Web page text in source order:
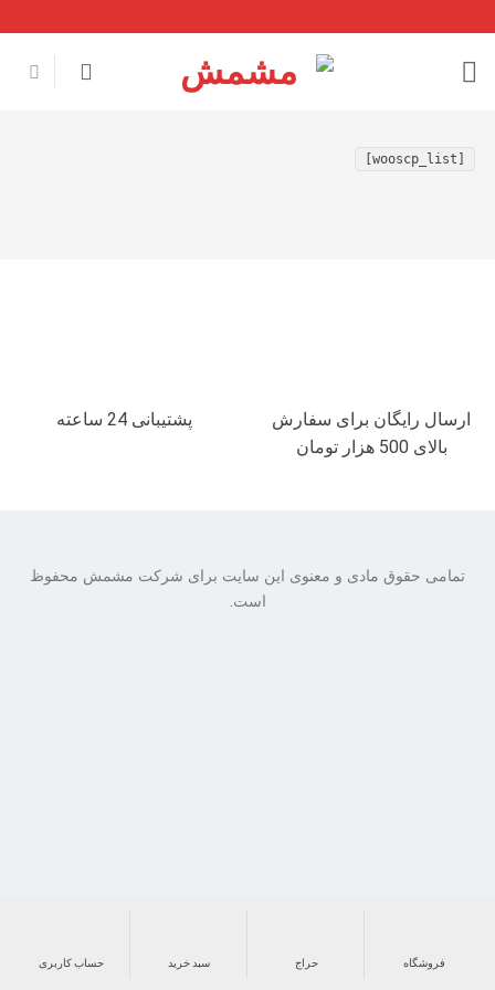
to
content
ارسال رایگان برای سفارش
بالای 500 هزار تومان
پشتیبانی 24 ساعته
تمامی حقوق مادی و معنوی این سایت برای شرکت مشمش محفوظ
است.
فروشگاه حراج سبد خرید حساب کاربری